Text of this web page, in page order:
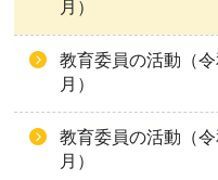
月）
教育委員の活動（
月）
教育委員の活動（
月）